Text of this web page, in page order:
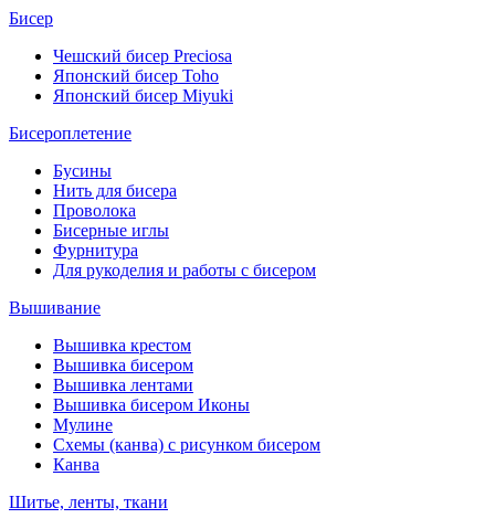
Бисер
Чешский бисер Preciosa
Японский бисер Toho
Японский бисер Miyuki
Бисероплетение
Бусины
Нить для бисера
Проволока
Бисерные иглы
Фурнитура
Для рукоделия и работы с бисером
Вышивание
Вышивка крестом
Вышивка бисером
Вышивка лентами
Вышивка бисером Иконы
Мулине
Схемы (канва) с рисунком бисером
Канва
Шитье, ленты, ткани